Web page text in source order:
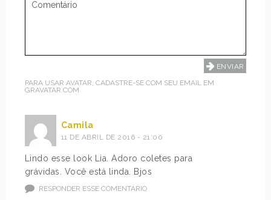
PARA USAR AVATAR, CADASTRE-SE COM SEU EMAIL EM
GRAVATAR.COM
Camila
11 DE ABRIL DE 2016 - 21:00
Lindo esse look Lia. Adoro coletes para
grávidas. Você está linda. Bjos
RESPONDER ESSE COMENTÁRIO